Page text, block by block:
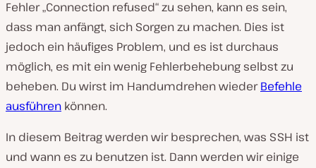
Fehler „Connection refused“ zu sehen, kann es sein,
dass man anfängt, sich Sorgen zu machen. Dies ist
jedoch ein häufiges Problem, und es ist durchaus
möglich, es mit ein wenig Fehlerbehebung selbst zu
beheben. Du wirst im Handumdrehen wiederBefehle
ausführen können.
In diesem Beitrag werden wir besprechen, was SSH ist
und wann es zu benutzen ist. Dann werden wir einige